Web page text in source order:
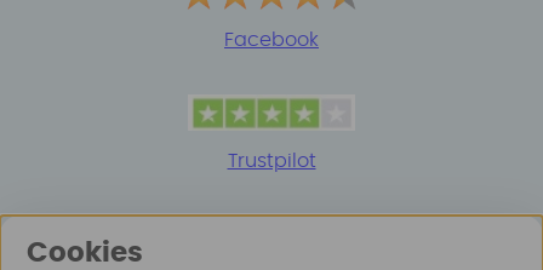
Facebook
Trustpilot
Cookies